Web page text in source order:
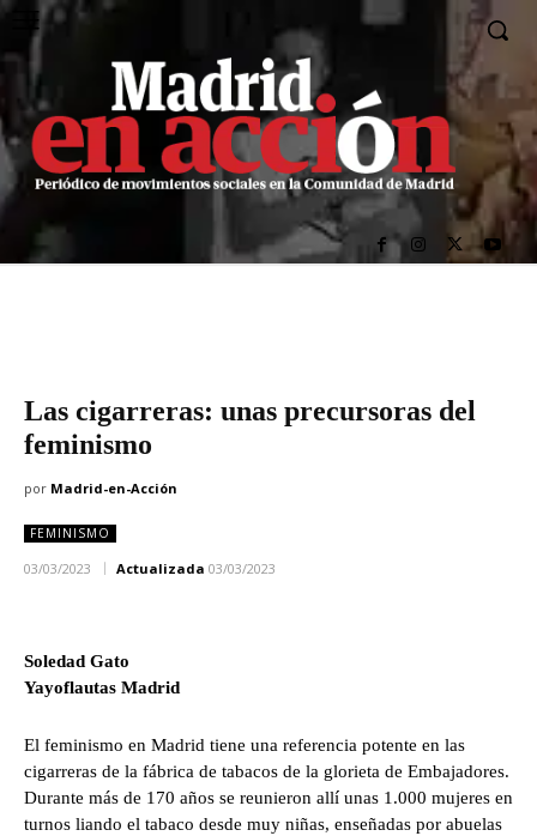
Las cigarreras: unas precursoras del
feminismo
por Madrid-en-Acción
FEMINISMO
03/03/2023 Actualizada 03/03/2023
Soledad Gato
Yayoflautas Madrid
El feminismo en Madrid tiene una referencia potente en las
cigarreras de la fábrica de tabacos de la glorieta de Embajadores.
Durante más de 170 años se reunieron allí unas 1.000 mujeres en
turnos liando el tabaco desde muy niñas, enseñadas por abuelas